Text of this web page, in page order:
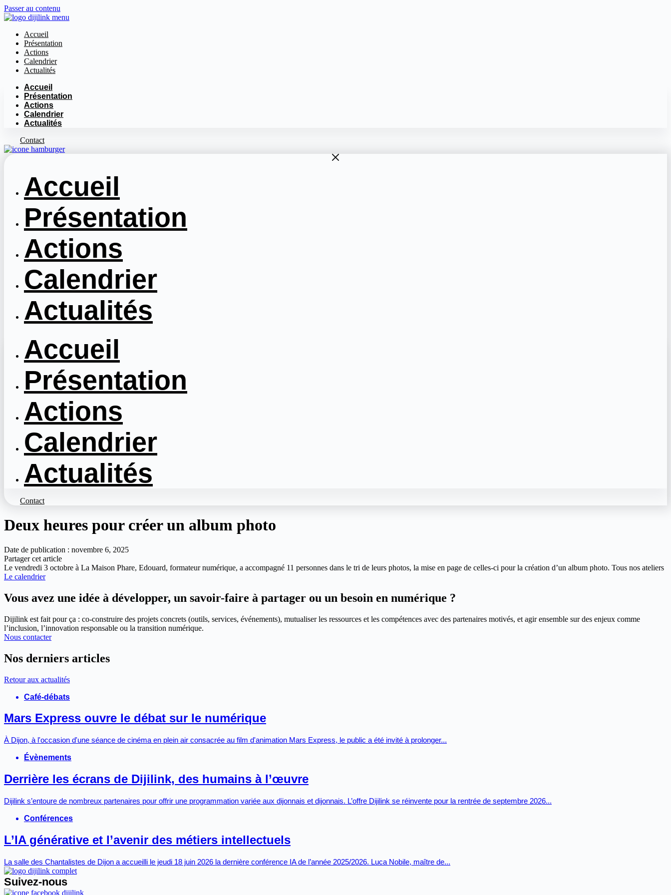
Passer au contenu
Accueil
Présentation
Actions
Calendrier
Actualités
Accueil
Présentation
Actions
Calendrier
Actualités
Contact
Accueil
Présentation
Actions
Calendrier
Actualités
Accueil
Présentation
Actions
Calendrier
Actualités
Contact
Deux heures pour créer un album photo
Date de publication : novembre 6, 2025
Partager cet article
Le vendredi 3 octobre à La Maison Phare, Edouard, formateur numérique, a accompagné 11 personnes dans le tri de leurs photos, la mise en page de celles-ci pour la création d’un album photo. Tous nos ateliers
Le calendrier
Vous avez une idée à développer, un savoir-faire à partager ou un besoin en numérique ?
Dijilink est fait pour ça : co-construire des projets concrets (outils, services, événements), mutualiser les ressources et les compétences avec des partenaires motivés, et agir ensemble sur des enjeux comme
l’inclusion, l’innovation responsable ou la transition numérique.
Nous contacter
Nos derniers articles
Retour aux actualités
Café-débats
Mars Express ouvre le débat sur le numérique
À Dijon, à l'occasion d'une séance de cinéma en plein air consacrée au film d'animation Mars Express, le public a été invité à prolonger...
Évènements
Derrière les écrans de Dijilink, des humains à l’œuvre
Dijilink s’entoure de nombreux partenaires pour offrir une programmation variée aux dijonnais et dijonnais. L’offre Dijilink se réinvente pour la rentrée de septembre 2026...
Conférences
L’IA générative et l’avenir des métiers intellectuels
La salle des Chantalistes de Dijon a accueilli le jeudi 18 juin 2026 la dernière conférence IA de l’année 2025/2026. Luca Nobile, maître de...
Suivez-nous